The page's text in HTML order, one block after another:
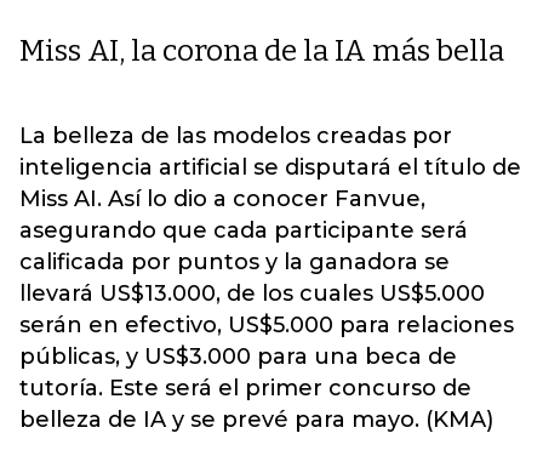
Miss AI, la corona de la IA más bella
La belleza de las modelos creadas por
inteligencia artificial se disputará el título de
Miss AI. Así lo dio a conocer Fanvue,
asegurando que cada participante será
calificada por puntos y la ganadora se
llevará US$13.000, de los cuales US$5.000
serán en efectivo, US$5.000 para relaciones
públicas, y US$3.000 para una beca de
tutoría. Este será el primer concurso de
belleza de IA y se prevé para mayo. (KMA)